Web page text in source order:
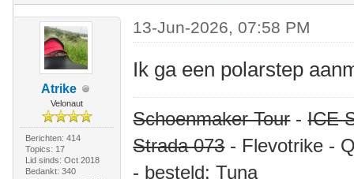
Atrike
Velonaut
Berichten: 414
Topics: 17
Lid sinds: Oct 2018
Bedankt: 340
13-Jun-2026, 07:58 PM
Ik ga een polarstep
Schoenmaker Tour-ICE
Strada 073- Flevotrike -
- besteld: Tuna